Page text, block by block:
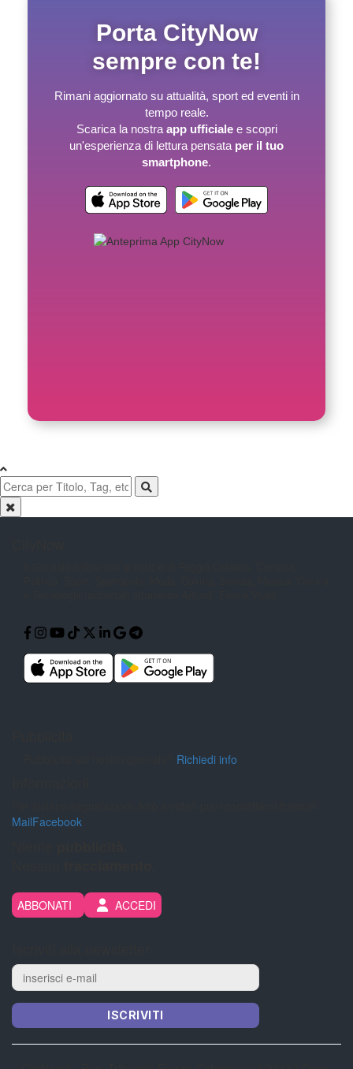
Porta CityNow
sempre con te!
Rimani aggiornato su attualità, sport ed eventi in
tempo reale.
Scarica la nostra app ufficialee scopri
un'esperienza di lettura pensata per il tuo
smartphone.
Richiedi info
MailFacebook
ABBONATI ACCEDI
ISCRIVITI